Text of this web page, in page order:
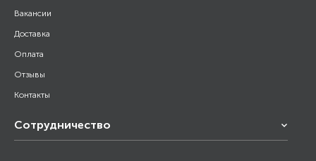
Вакансии
Доставка
Оплата
Отзывы
Контакты
Сотрудничество